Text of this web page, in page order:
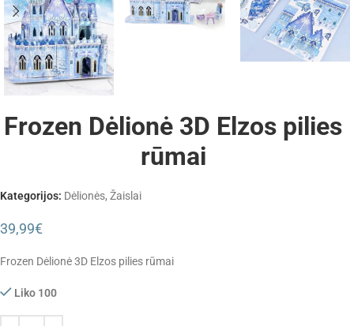
Frozen Dėlionė 3D Elzos pilies
rūmai
Kategorijos: Dėlionės, Žaislai
39,99€
Frozen Dėlionė 3D Elzos pilies rūmai
Liko 100